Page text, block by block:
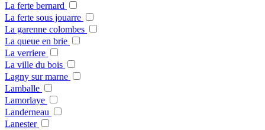
La ferte bernard
La ferte sous jouarre
La garenne colombes
La queue en brie
La verriere
La ville du bois
Lagny sur marne
Lamballe
Lamorlaye
Landerneau
Lanester